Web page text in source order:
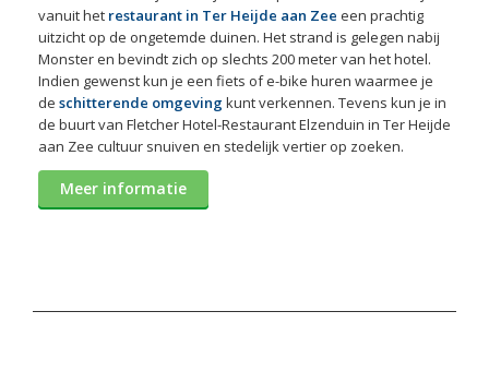
vanuit het restaurant in Ter Heijde aan Zee een prachtig
uitzicht op de ongetemde duinen. Het strand is gelegen nabij
Monster en bevindt zich op slechts 200 meter van het hotel.
Indien gewenst kun je een fiets of e-bike huren waarmee je
de schitterende omgevingkunt verkennen. Tevens kun je in
de buurt van Fletcher Hotel-Restaurant Elzenduin in Ter Heijde
aan Zee cultuur snuiven en stedelijk vertier op zoeken.
Meer informatie